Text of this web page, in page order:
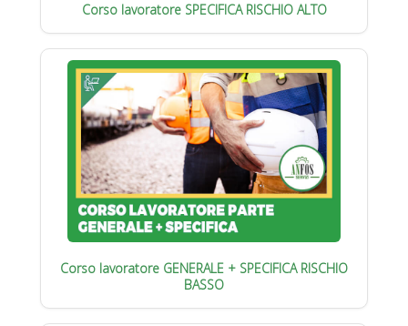
Corso lavoratore SPECIFICA RISCHIO ALTO
Corso lavoratore GENERALE + SPECIFICA RISCHIO
BASSO